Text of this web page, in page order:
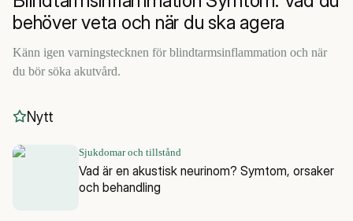
behöver veta och när du ska agera
Känn igen varningstecknen för blindtarmsinflammation och när
du bör söka akutvård.
Nytt
Sjukdomar och tillstånd
Vad är en akustisk neurinom? Symtom, orsaker
och behandling